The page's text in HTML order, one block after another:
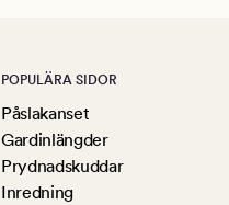
POPULÄRA SIDOR
Påslakanset
Gardinlängder
Prydnadskuddar
Inredning